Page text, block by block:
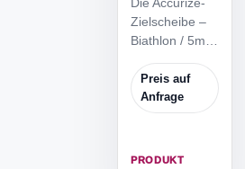
Zielscheibe –
Biathlon / 5m
reduzierte
Zielscheibe für
das Biathlon
5m Distanz.
Preis auf
Anfrage
PRODUKT